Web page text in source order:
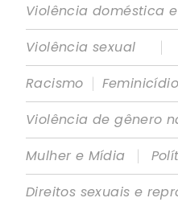
Violência doméstica
Violência sexual
|
Racismo | Feminicídio
Violência de gênero
Mulher e Mídia
|
Direitos sexuais e